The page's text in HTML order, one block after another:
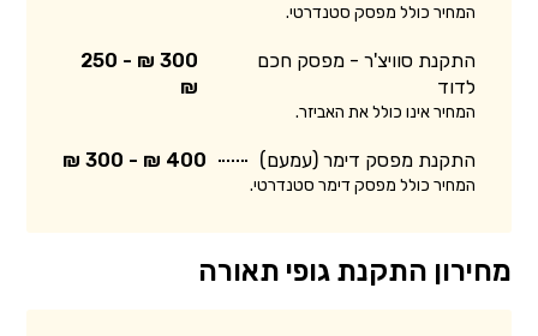
המחיר כולל מפסק סטנדרטי.
התקנת סוויצ'ר - מפסק חכם
לדוד
300 ₪ - 250
₪
המחיר אינו כולל את האביזר.
התקנת מפסק דימר (עמעם) 400 ₪ - 300 ₪
המחיר כולל מפסק דימר סטנדרטי.
מחירון התקנת גופי תאורה